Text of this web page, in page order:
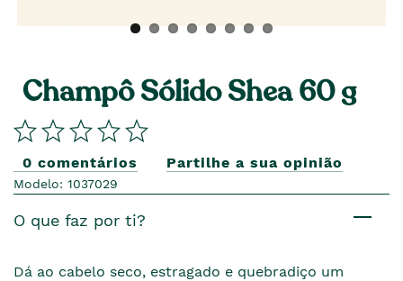
Champô Sólido Shea 60 g
0 comentários Partilhe a sua opinião
Modelo: 1037029
O que faz por ti?
Dá ao cabelo seco, estragado e quebradiço um